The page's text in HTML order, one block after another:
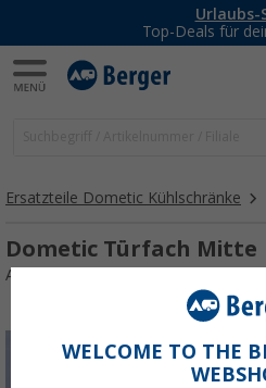
Urlaubs-
Top-Deals für
Ersatzteile Dometic Kühlschränke
Dometic Türfach Mitte
Art.-Nr.: 115823
WELCOME TO THE